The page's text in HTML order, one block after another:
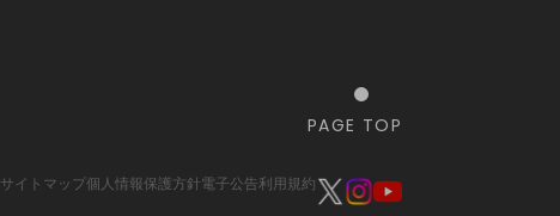
PAGE TOP
サイトマップ個人情報保護方針電子公告利用規約